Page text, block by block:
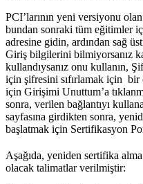
PCI’larının yeni versiyonu
bundan sonraki tüm eğitimler
adresine gidin, ardından sağ
Giriş bilgilerini bilmiyorsanız
kullandıysanız onu kullanın,
için şifresini sıfırlamak için bir
için Girişimi Unuttum’a
sonra, verilen bağlantıyı
sayfasına girdikten sonra,
başlatmak için Sertifikasyon
Aşağıda, yeniden sertifika
olacak talimatlar verilmiştir: